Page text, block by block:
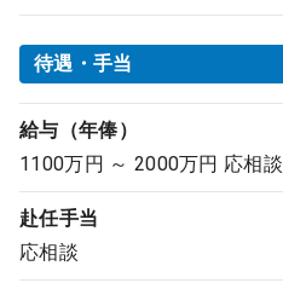
待遇・手当
給与（年俸）
1100万円 ～ 2000万円 応相談
赴任手当
応相談